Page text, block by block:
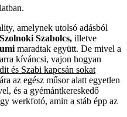
amelynek utolsó adásból
Szolnoki Szabolcs, illetve
maradtak együtt. De mivel a
kíváncsi, vajon hogyan
és Szabi kapcsán sokat
az egész műsor alatt egyetlen
és a gyémántkereskedő
werkfotó, amin a stáb épp az